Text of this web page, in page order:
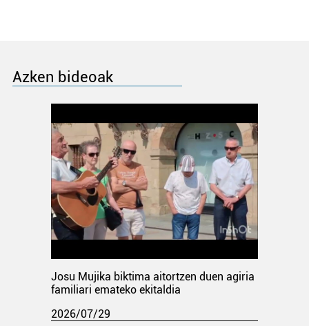
Azken bideoak
Josu Mujika biktima aitortzen duen agiria
familiari emateko ekitaldia
2026/07/29